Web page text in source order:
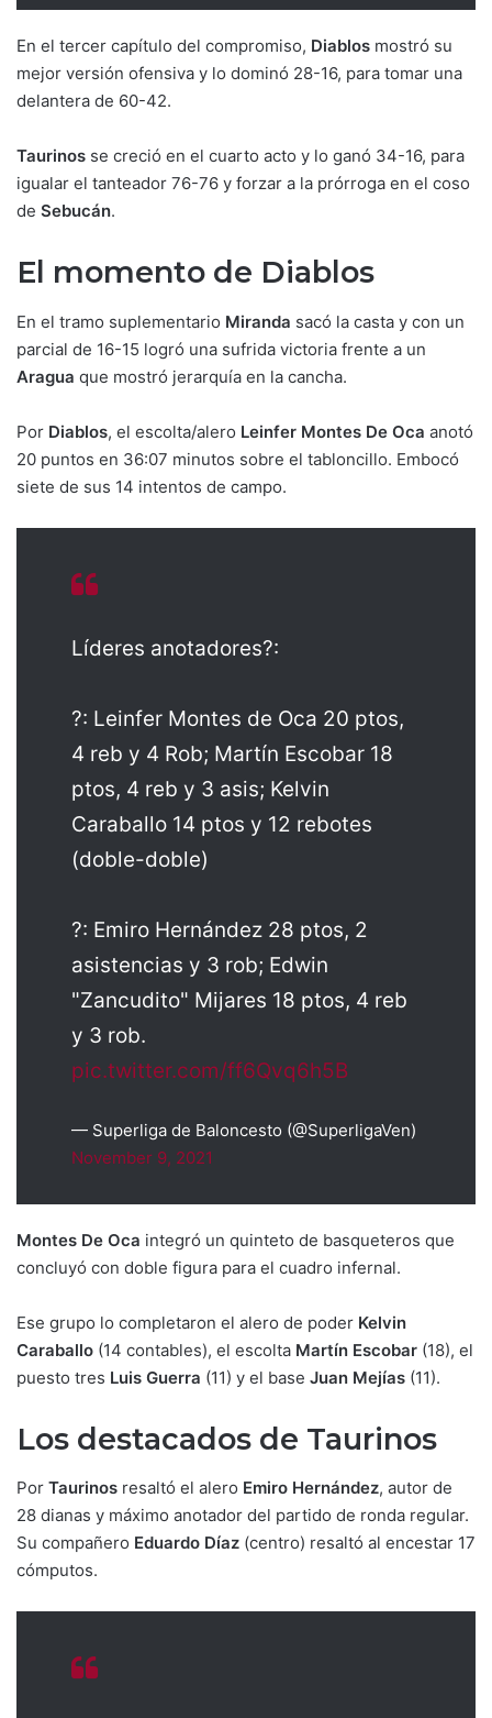
En el tercer capítulo del compromiso, Diablos mostró su
mejor versión ofensiva y lo dominó 28-16, para tomar una
delantera de 60-42.
Taurinos se creció en el cuarto acto y lo ganó 34-16, para
igualar el tanteador 76-76 y forzar a la prórroga en el coso
de Sebucán.
El momento de Diablos
En el tramo suplementario Miranda sacó la casta y con un
parcial de 16-15 logró una sufrida victoria frente a un
Aragua que mostró jerarquía en la cancha.
Por Diablos, el escolta/alero Leinfer Montes De Oca anotó
20 puntos en 36:07 minutos sobre el tabloncillo. Embocó
siete de sus 14 intentos de campo.
Líderes anotadores?:
?: Leinfer Montes de Oca 20 ptos,
4 reb y 4 Rob; Martín Escobar 18
ptos, 4 reb y 3 asis; Kelvin
Caraballo 14 ptos y 12 rebotes
(doble-doble)
?: Emiro Hernández 28 ptos, 2
asistencias y 3 rob; Edwin
"Zancudito" Mijares 18 ptos, 4 reb
y 3 rob.
pic.twitter.com/ff6Qvq6h5B
— Superliga de Baloncesto (@SuperligaVen)
November 9, 2021
Montes De Oca integró un quinteto de basqueteros que
concluyó con doble figura para el cuadro infernal.
Ese grupo lo completaron el alero de poder Kelvin
Caraballo (14 contables), el escolta Martín Escobar (18), el
puesto tres Luis Guerra (11) y el base Juan Mejías (11).
Los destacados de Taurinos
Por Taurinos resaltó el alero Emiro Hernández, autor de
28 dianas y máximo anotador del partido de ronda regular.
Su compañero Eduardo Díaz (centro) resaltó al encestar 17
cómputos.